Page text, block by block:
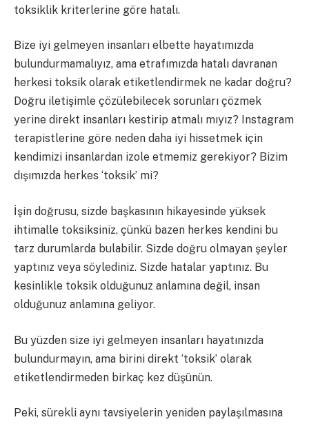
toksiklik kriterlerine göre hatalı.
Bize iyi gelmeyen insanları elbette hayatımızda
bulundurmamalıyız, ama etrafımızda hatalı davranan
herkesi toksik olarak etiketlendirmek ne kadar doğru?
Doğru iletişimle çözülebilecek sorunları çözmek
yerine direkt insanları kestirip atmalı mıyız? Instagram
terapistlerine göre neden daha iyi hissetmek için
kendimizi insanlardan izole etmemiz gerekiyor? Bizim
dışımızda herkes ‘toksik’ mi?
İşin doğrusu, sizde başkasının hikayesinde yüksek
ihtimalle toksiksiniz, çünkü bazen herkes kendini bu
tarz durumlarda bulabilir. Sizde doğru olmayan şeyler
yaptınız veya söylediniz. Sizde hatalar yaptınız. Bu
kesinlikle toksik olduğunuz anlamına değil, insan
olduğunuz anlamına geliyor.
Bu yüzden size iyi gelmeyen insanları hayatınızda
bulundurmayın, ama birini direkt ‘toksik’ olarak
etiketlendirmeden birkaç kez düşünün.
Peki, sürekli aynı tavsiyelerin yeniden paylaşılmasına